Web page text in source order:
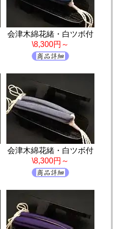
会津木綿花緒・白ツボ付
\8,300円～
会津木綿花緒・白ツボ付
\8,300円～